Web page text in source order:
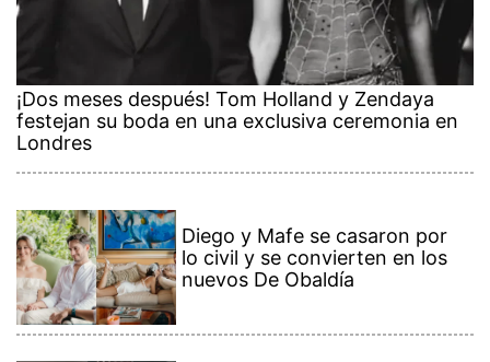
¡Dos meses después! Tom Holland y Zendaya
festejan su boda en una exclusiva ceremonia en
Londres
Diego y Mafe se casaron por
lo civil y se convierten en los
nuevos De Obaldía